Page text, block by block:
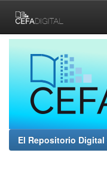
navigation
El Repositorio